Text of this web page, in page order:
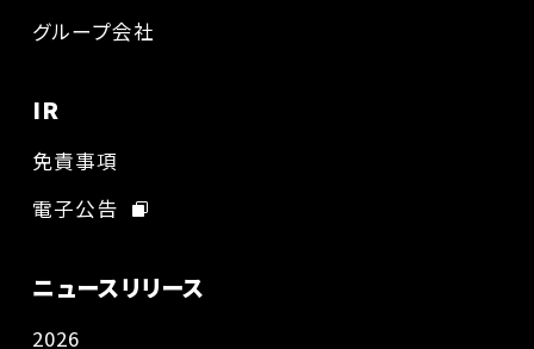
グループ会社
IR
免責事項
電子公告
ニュースリリース
2026